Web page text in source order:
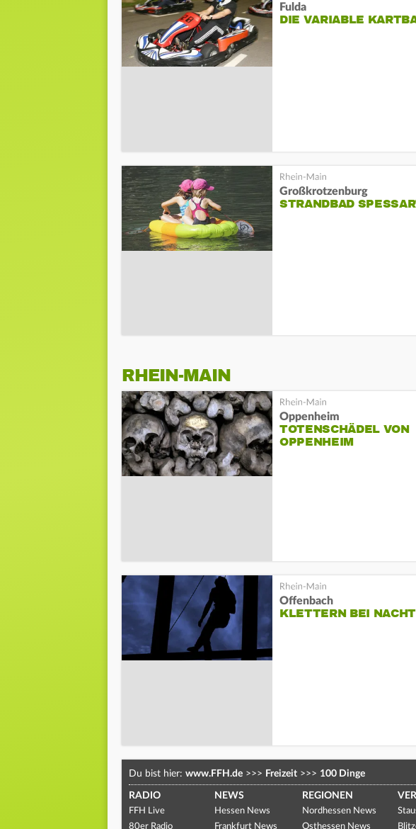
Fulda
DIE VARIABLE
Großkrotzenburg
STRANDBAD
RHEIN-MAIN
Oppenheim
TOTENSCHÄDEL VON
OPPENHEIM
Offenbach
KLETTERN BEI NACHT
Du bist hier: www.FFH.de >>> Freizeit >>> 100 Dinge
RADIO
FFH Live
80er Radio
NEWS
Hessen News
Frankfurt News
REGIONEN
Nordhessen News
Osthessen News